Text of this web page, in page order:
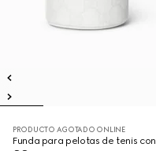
PRODUCTO AGOTADO ONLINE
Funda para pelotas de tenis con